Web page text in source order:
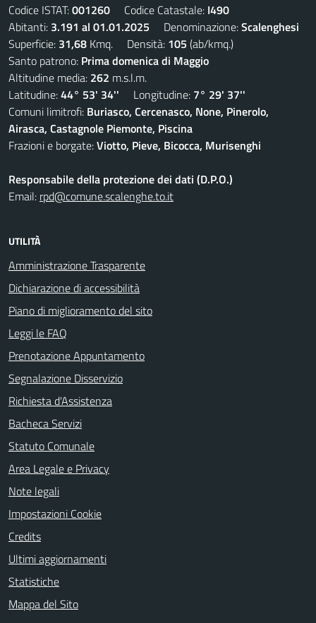
Codice ISTAT:001260 Codice Catastale: I490
Abitanti: 3.191 al 01.01.2025 Denominazione:Scalenghesi
Superficie: 31,68 Kmq. Densità: 105 (ab/kmq.)
Santo patrono: Prima domenica di Maggio
Altitudine media: 262 m.s.l.m.
Latitudine:44° 53' 34'' Longitudine: 7° 29' 37''
Comuni limitrofi: Buriasco, Cercenasco, None, Pinerolo,
Airasca, Castagnole Piemonte, Piscina
Frazioni e borgate:Viotto, Pieve, Bicocca, Murisenghi
Responsabile della protezione dei dati (D.P.O.)
Email: rpd@comune.scalenghe.to.it
UTILITÀ
Amministrazione Trasparente
Dichiarazione di accessibilità
Piano di miglioramento del sito
Leggi le FAQ
Prenotazione Appuntamento
Segnalazione Disservizio
Richiesta d'Assistenza
Bacheca Servizi
Statuto Comunale
Area Legale e Privacy
Note legali
Impostazioni Cookie
Credits
Ultimi aggiornamenti
Statistiche
Mappa del Sito